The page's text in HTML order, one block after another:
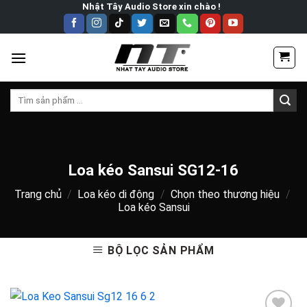
Nhật Tây Audio Store xin chào !
Tìm
Loa kéo Sansui SG12-16
Trang chủ / Loa kéo di động / Chọn theo thương hiệu /
Loa kéo Sansui
BỘ LỌC SẢN PHẨM